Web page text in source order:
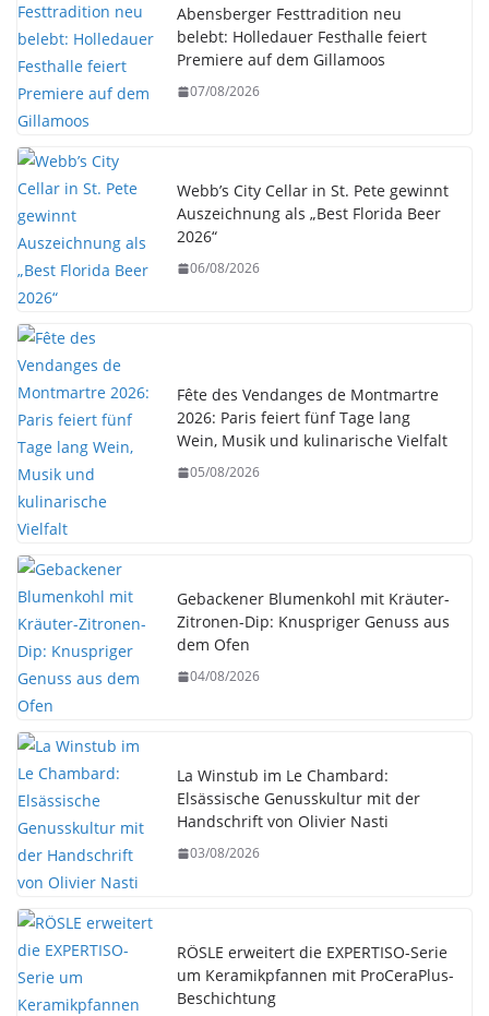
Abensberger Festtradition neu
belebt: Holledauer Festhalle feiert
Premiere auf dem Gillamoos
07/08/2026
Webb’s City Cellar in St. Pete gewinnt
Auszeichnung als „Best Florida Beer
2026“
06/08/2026
Fête des Vendanges de Montmartre
2026: Paris feiert fünf Tage lang
Wein, Musik und kulinarische Vielfalt
05/08/2026
Gebackener Blumenkohl mit Kräuter-
Zitronen-Dip: Knuspriger Genuss aus
dem Ofen
04/08/2026
La Winstub im Le Chambard:
Elsässische Genusskultur mit der
Handschrift von Olivier Nasti
03/08/2026
RÖSLE erweitert die EXPERTISO-Serie
um Keramikpfannen mit ProCeraPlus-
Beschichtung